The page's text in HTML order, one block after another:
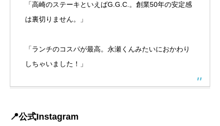
「高崎のステーキといえばG.G.C.。創業50年の安定感
は裏切りません。」
「ランチのコスパが最高。永瀬くんみたいにおかわり
しちゃいました！」
📍公式Instagram